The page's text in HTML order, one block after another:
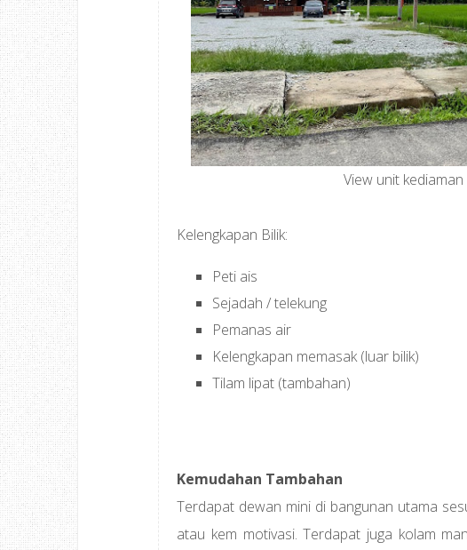
View unit
Kelengkapan Bilik:
Peti ais
Sejadah / telekung
Pemanas air
Kelengkapan memasak (luar bilik)
Tilam lipat (tambahan)
Kemudahan Tambahan
Terdapat dewan mini di bangunan utama
atau kem motivasi. Terdapat juga kolam